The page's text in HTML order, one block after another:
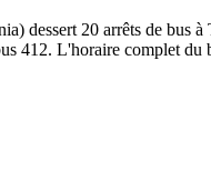
dessert 20 arrêts de bus
412. L'horaire complet